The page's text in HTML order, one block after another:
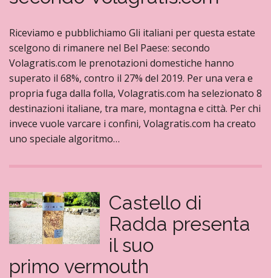
Riceviamo e pubblichiamo Gli italiani per questa estate
scelgono di rimanere nel Bel Paese: secondo
Volagratis.com le prenotazioni domestiche hanno
superato il 68%, contro il 27% del 2019. Per una vera e
propria fuga dalla folla, Volagratis.com ha selezionato 8
destinazioni italiane, tra mare, montagna e città. Per chi
invece vuole varcare i confini, Volagratis.com ha creato
uno speciale algoritmo…
Castello di
Radda presenta
il suo
primo vermouth